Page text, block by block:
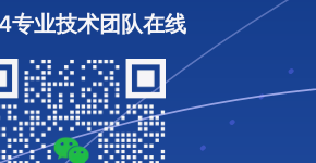
专业技术团队在线